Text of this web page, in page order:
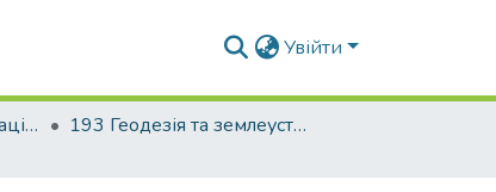
Увійти
Факультет геоінформаційних систем та управління територіями
193 Геодезія та землеустрій. Геоінформаційні системи і технології